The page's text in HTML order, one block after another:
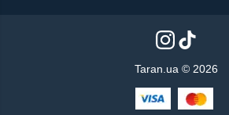
Taran.ua © 2026